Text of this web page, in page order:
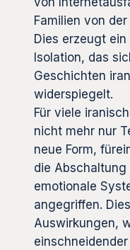
Familien von
Dies erzeugt
Isolation, das
Geschichten
widerspiegelt.
Für viele
nicht mehr nur
neue Form,
die Abschaltung
emotionale
angegriffen.
Auswirkungen,